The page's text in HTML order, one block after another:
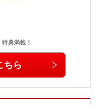
典満載！
ちら